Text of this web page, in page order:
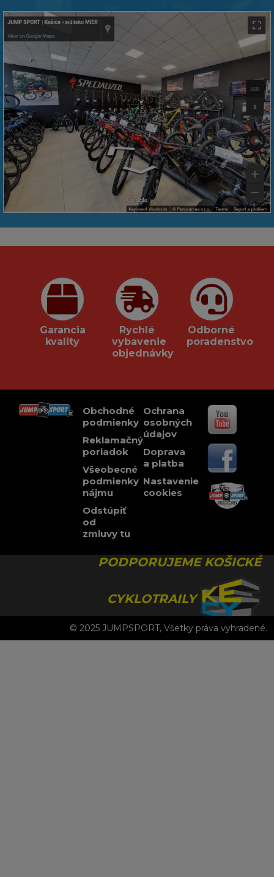
Garancia
kvality
Rychlé
vybavenie
objednávky
Odborné
poradenstvo
Obchodné
podmienky
Reklamačný
poriadok
Všeobecné
podmienky
nájmu
Odstúpiť
od
zmluvy tu
Ochrana
osobných
údajov
Doprava
a platba
Nastavenie
cookies
PODPORUJEME KOŠICKÉ
CYKLOTRAILY
© 2025 JUMPSPORT, Všetky práva vyhradené.